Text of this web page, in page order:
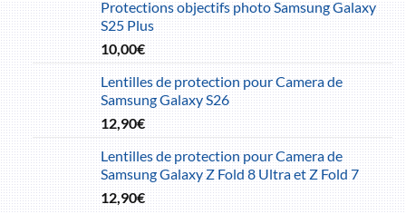
Protections objectifs photo Samsung Galaxy
S25 Plus
10,00€
Lentilles de protection pour Camera de
Samsung Galaxy S26
12,90€
Lentilles de protection pour Camera de
Samsung Galaxy Z Fold 8 Ultra et Z Fold 7
12,90€